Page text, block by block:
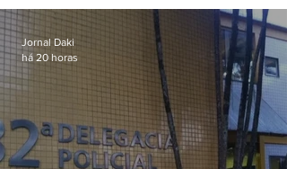
Jornal Daki
há 20 horas